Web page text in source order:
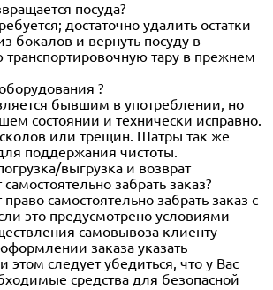
посуда?
достаточно удалить остатки
бокалов и вернуть посуду в
транспортировочную тару в прежнем
?
бывшим в употреблении, но
состоянии и технически исправно.
или трещин. Шатры так же
поддержания чистоты.
выгрузка и возврат
забрать заказ?
самостоятельно забрать заказ с
это предусмотрено условиями
самовывоза клиенту
заказа указать
следует убедиться, что у Вас
средства для безопасной